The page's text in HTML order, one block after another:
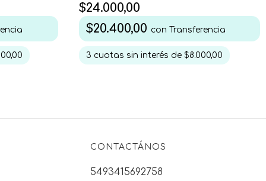
$24.000,00
$20.400,00 con Transferencia
3 cuotas sin interés de $8.000,00
CONTACTÁNOS
5493415692758